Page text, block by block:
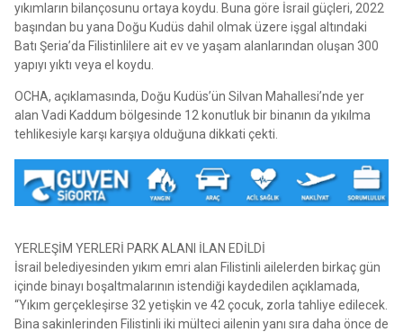
yıkımların bilançosunu ortaya koydu. Buna göre İsrail güçleri, 2022
başından bu yana Doğu Kudüs dahil olmak üzere işgal altındaki
Batı Şeria’da Filistinlilere ait ev ve yaşam alanlarından oluşan 300
yapıyı yıktı veya el koydu.
OCHA, açıklamasında, Doğu Kudüs’ün Silvan Mahallesi’nde yer
alan Vadi Kaddum bölgesinde 12 konutluk bir binanın da yıkılma
tehlikesiyle karşı karşıya olduğuna dikkati çekti.
YERLEŞİM YERLERİ PARK ALANI İLAN EDİLDİ
İsrail belediyesinden yıkım emri alan Filistinli ailelerden birkaç gün
içinde binayı boşaltmalarının istendiği kaydedilen açıklamada,
“Yıkım gerçekleşirse 32 yetişkin ve 42 çocuk, zorla tahliye edilecek.
Bina sakinlerinden Filistinli iki mülteci ailenin yanı sıra daha önce de